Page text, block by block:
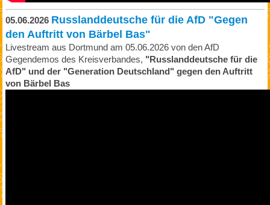
05.06.2026 Russlanddeutsche für die AfD "Gegen
den Auftritt von Bärbel Bas"
Livestream aus Dortmund am 05.06.2026 von den AfD
Gegendemos des Kreisverbandes, "Russlanddeutsche für die
AfD" und der "Generation Deutschland" gegen den Auftritt
von Bärbel Bas